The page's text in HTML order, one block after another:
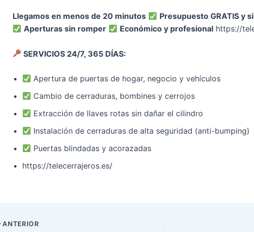
Llegamos en menos de 20 minutos
Presupuesto GRATIS y
Aperturas sin romper
Económico y profesional https://
SERVICIOS 24/7, 365 DÍAS:
Apertura de puertas de hogar, negocio y vehículos
Cambio de cerraduras, bombines y cerrojos
Extracción de llaves rotas sin dañar el cilindro
Instalación de cerraduras de alta seguridad (anti-bumping)
Puertas blindadas y acorazadas
https://telecerrajeros.es/
ANTERIOR